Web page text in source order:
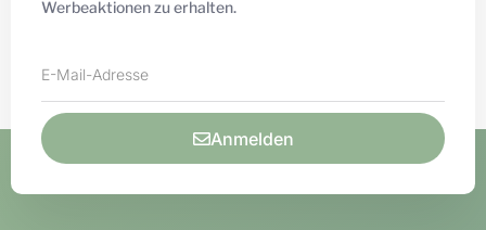
Werbeaktionen zu erhalten.
Anmelden